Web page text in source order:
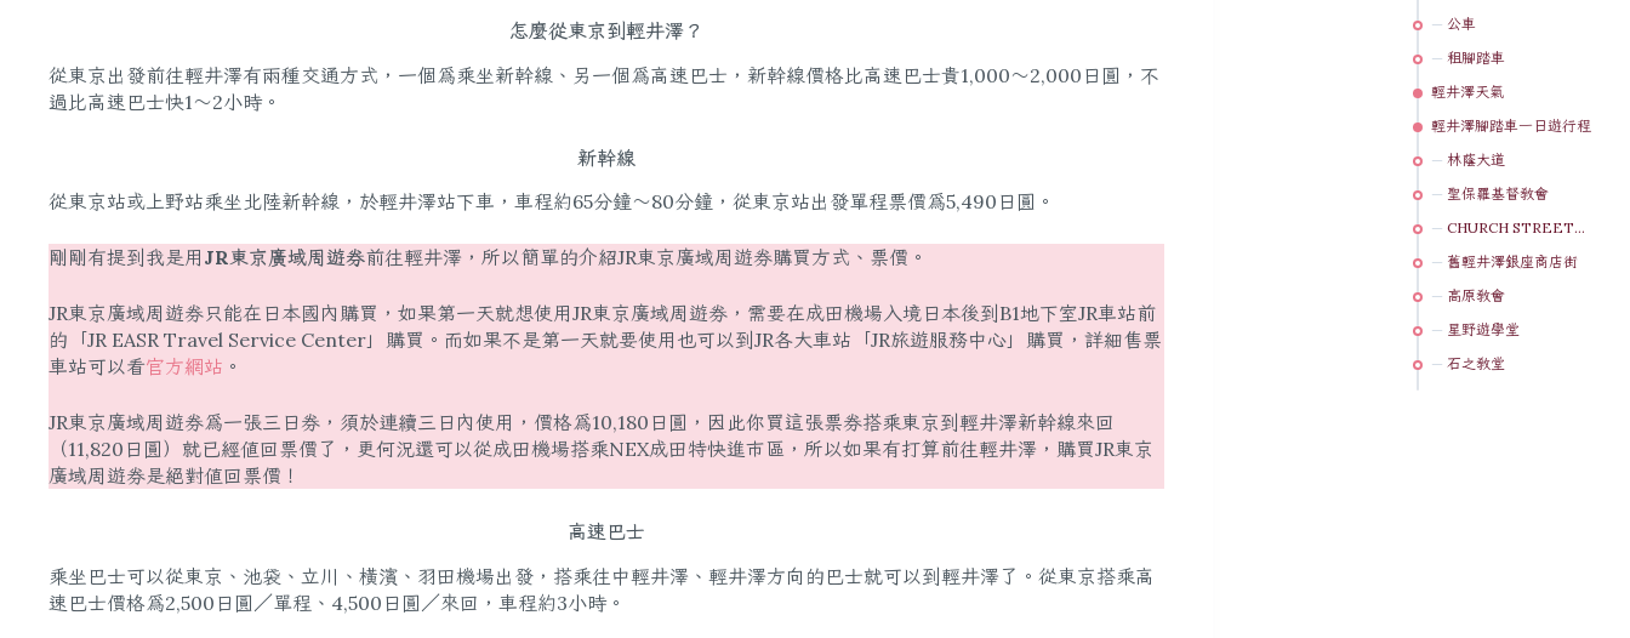
怎麼從東京到輕井澤？
從東京出發前往輕井澤有兩種交通方式，一個為乘坐新幹線、另一個為高速巴士，新幹線價格比高速巴士貴1,000～2,000日圓，不
過比高速巴士快1～2小時。
新幹線
從東京站或上野站乘坐北陸新幹線，於輕井澤站下車，車程約65分鐘～80分鐘，從東京站出發單程票價為5,490日圓。
剛剛有提到我是用 JR東京廣域周遊券前往輕井澤，所以簡單的介紹JR東京廣域周遊券購買方式、票價。
JR東京廣域周遊券只能在日本國內購買，如果第一天就想使用JR東京廣域周遊券，需要在成田機場入境日本後到B1地下室JR車站前
的「JR EASR Travel Service Center」購買。而如果不是第一天就要使用也可以到JR各大車站「JR旅遊服務中心」購買，詳細售票
車站可以看官方網站 。
​JR東京廣域周遊券​為一張三日券，須於連續三日內使用，價格為10,180日圓，因此你買這張票券搭乘東京到輕井澤新幹線來回
（11,820日圓）就已經值回票價了，更何況還可以從成田機場搭乘NEX成田特快進市區，所以如果有打算前往輕井澤，購買JR東京
廣域周遊券​是絕對值回票價！
高速巴士
乘坐巴士可以從東京、池袋、立川、橫濱、羽田機場出發，搭乘往中輕井澤、輕井澤方向的巴士就可以到輕井澤了。從東京搭乘高
速巴士價格為2,500日圓／單程、4,500日圓／來回，車程約3小時。
公車
租腳踏車
輕井澤天氣
輕井澤腳踏車一日遊行程
林蔭大道
聖保羅基督教會
CHURCH STREET商場
舊輕井澤銀座商店街
高原教會
星野遊學堂
石之教堂